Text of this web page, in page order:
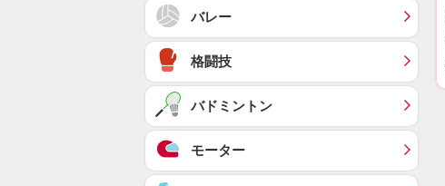
バレー
格闘技
バドミントン
モーター